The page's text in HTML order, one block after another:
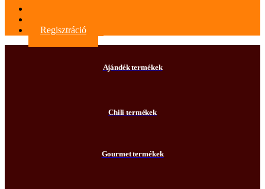
Regisztráció
Ajándék termékek
Chili termékek
Gourmet termékek